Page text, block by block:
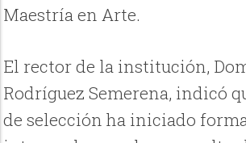
Maestría en Arte.
El rector de la institución,
Rodríguez Semerena, indicó
de selección ha iniciado